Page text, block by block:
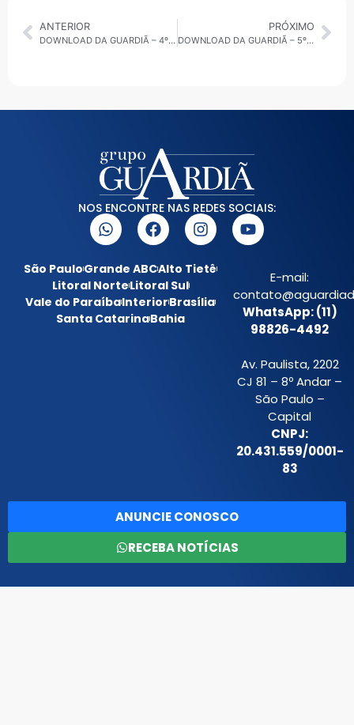
ANTERIOR
DOWNLOAD DA GUARDIÃ – 4º 30 MINUTOS – 05.05.25 • BRASIL E GRANDE ABC
PRÓXIMO
DOWNLOAD DA GUARDIÃ – 5º 30 MINUTOS – 05.05.25 • BRASIL
NOS ENCONTRE NAS REDES SOCIAIS:
São PauloGrande ABCAlto Tietê
Litoral NorteLitoral Sul
Vale do ParaíbaInteriorBrasília
Santa CatarinaBahia
E-mail:
WhatsApp: (11)
98826-4492
Av. Paulista, 2202
CJ 81 – 8º Andar –
São Paulo –
Capital
CNPJ:
20.431.559/0001-
83
ANUNCIE CONOSCO
RECEBA NOTÍCIAS